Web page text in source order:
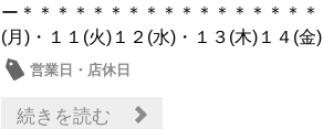
ー＊＊＊＊＊＊＊＊＊＊＊＊＊＊＊＊
(月)・１１(火)１２(水)・１３(木)１４(金
営業日・店休日
続きを読む